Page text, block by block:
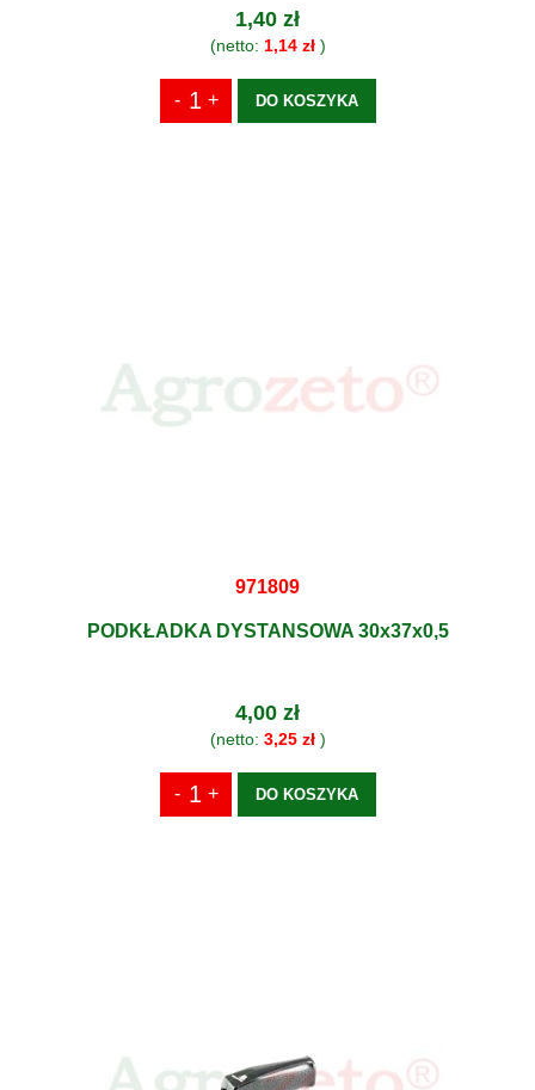
1,40 zł
(netto: 1,14 zł)
DO KOSZYKA
971809
PODKŁADKA DYSTANSOWA 30x37x0,5
4,00 zł
(netto: 3,25 zł)
DO KOSZYKA